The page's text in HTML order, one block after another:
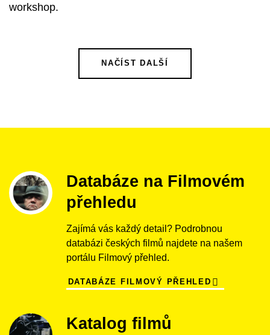
workshop.
NAČÍST DALŠÍ
Databáze na Filmovém
přehledu
Zajímá vás každý detail? Podrobnou
databázi českých filmů najdete na našem
portálu Filmový přehled.
DATABÁZE FILMOVÝ PŘEHLED
Katalog filmů